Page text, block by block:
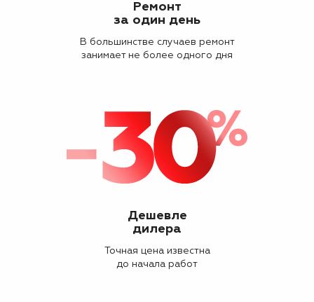
Ремонт
за один день
В большинстве случаев ремонт
занимает не более одного дня
Дешевле
дилера
Точная цена известна
до начала работ